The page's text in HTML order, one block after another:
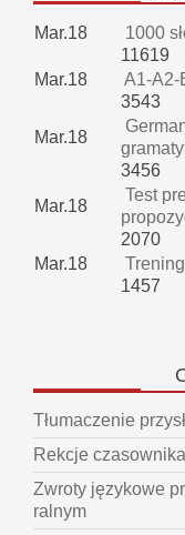
Mar.18
1000
11619
Mar.18
A1-A2-
3543
Mar.18
3456
Mar.18
Test
2070
Mar.18
1457
Tłumaczenie
Rekcje czasownika
Zwroty językowe
ralnym